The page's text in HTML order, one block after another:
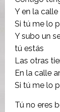
Y еn la
Si tú me lo
Y subo un
tú estás
Las otras
En la calle
Si tú me lo
Tú no eres